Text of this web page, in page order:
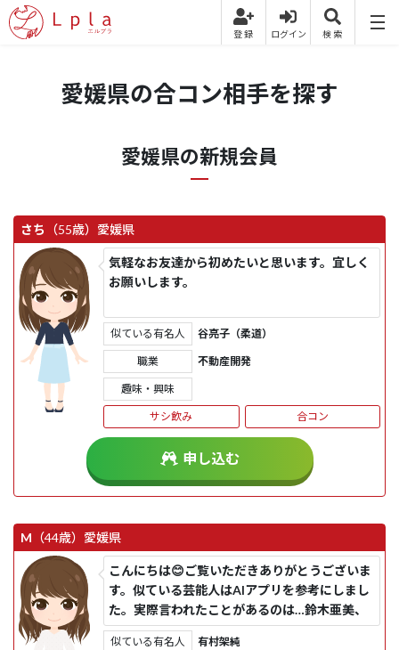
愛媛県の合コン相手を探す
愛媛県の新規会員
さち （55歳） 愛媛県
気軽なお友達から初めたいと思います。宜しく
お願いします。
似ている有名人 谷亮子（柔道）
職業 不動産開発
趣味・興味
サシ飲み 合コン
申し込む
M （44歳） 愛媛県
こんにちは😊ご覧いただきありがとうございま
す。似ている芸能人はAIアプリを参考にしまし
た。実際言われたことがあるのは…鈴木亜美、
石原さとみ、松本まりか...
似ている有名人 有村架純